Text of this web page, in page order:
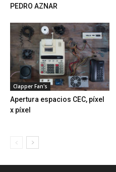
PEDRO AZNAR
Clapper Fan's
Apertura espacios CEC, píxel
x píxel